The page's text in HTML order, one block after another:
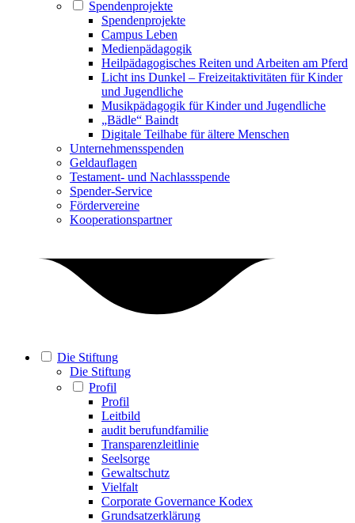
Spendenprojekte
Spendenprojekte
Campus Leben
Medienpädagogik
Heilpädagogisches Reiten und Arbeiten am Pferd
Licht ins Dunkel – Freizeitaktivitäten für Kinder
und Jugendliche
Musikpädagogik für Kinder und Jugendliche
„Bädle“ Baindt
Digitale Teilhabe für ältere Menschen
Unternehmensspenden
Geldauflagen
Testament- und Nachlassspende
Spender-Service
Fördervereine
Kooperationspartner
Die Stiftung
Die Stiftung
Profil
Profil
Leitbild
audit berufundfamilie
Transparenzleitlinie
Seelsorge
Gewaltschutz
Vielfalt
Corporate Governance Kodex
Grundsatzerklärung